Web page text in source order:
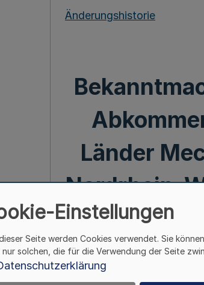
Änderungshistorie
Länder
Nordrhein-
die
Einstellungen
Seite werden Cookies verwendet. Sie
solchen, die für die Verwendung der Seite